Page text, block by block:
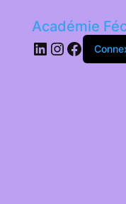
Académie
LinkedIn